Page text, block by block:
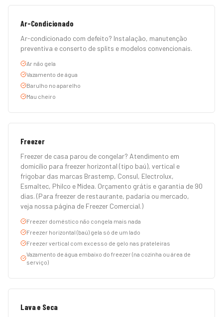
Ar-Condicionado
Ar-condicionado com defeito? Instalação, manutenção
preventiva e conserto de splits e modelos convencionais.
Ar não gela
Vazamento de água
Barulho no aparelho
Mau cheiro
Freezer
Freezer de casa parou de congelar? Atendimento em
domicílio para freezer horizontal (tipo baú), vertical e
frigobar das marcas Brastemp, Consul, Electrolux,
Esmaltec, Philco e Midea. Orçamento grátis e garantia de 90
dias. (Para freezer de restaurante, padaria ou mercado,
veja nossa página de Freezer Comercial.)
Freezer doméstico não congela mais nada
Freezer horizontal (baú) gela só de um lado
Freezer vertical com excesso de gelo nas prateleiras
Vazamento de água embaixo do freezer (na cozinha ou área de
serviço)
Lava e Seca